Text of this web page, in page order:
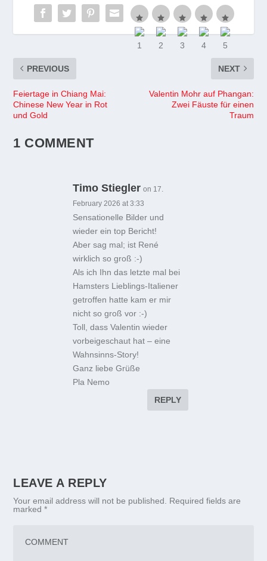
PREVIOUS
Feiertage in Chiang Mai:
Chinese New Year in Rot
und Gold
NEXT
Valentin Mohr auf Phangan:
Zwei Fäuste für einen
Traum
1 COMMENT
Timo Stiegler on 17.
February 2026 at 3:33
Sensationelle Bilder und
wieder ein top Bericht!
Aber sag mal; ist René
wirklich so groß :-)
Als ich Ihn das letzte mal bei
Hamsters Lieblings-Italiener
getroffen hatte kam er mir
nicht so groß vor :-)
Toll, dass Valentin wieder
vorbeigeschaut hat – eine
Wahnsinns-Story!
Ganz liebe Grüße
Pla Nemo
REPLY
LEAVE A REPLY
Your email address will not be published.
Required fields are
marked*